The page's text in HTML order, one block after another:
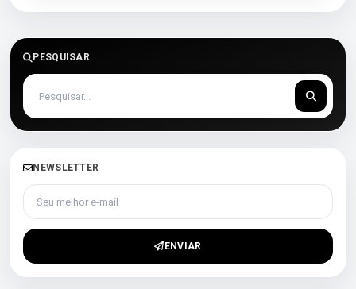
PESQUISAR
NEWSLETTER
Seu melhor e-mail
ENVIAR